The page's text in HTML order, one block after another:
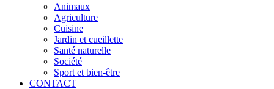
Animaux
Agriculture
Cuisine
Jardin et cueillette
Santé naturelle
Société
Sport et bien-être
CONTACT